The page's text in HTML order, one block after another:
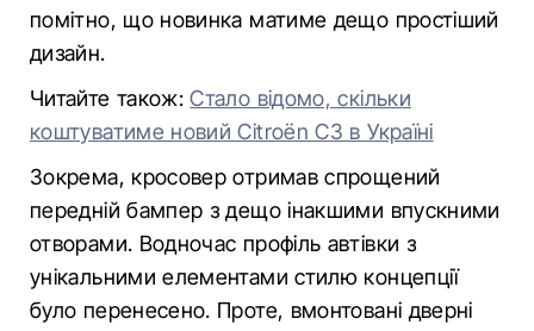
помітно, що новинка матиме дещо простіший
дизайн.
Читайте також:Стало відомо, скільки
коштуватиме новий Citroёn C3 в Україні
Зокрема, кросовер отримав спрощений
передній бампер з дещо інакшими впускними
отворами. Водночас профіль автівки з
унікальними елементами стилю концепції
було перенесено. Проте, вмонтовані дверні